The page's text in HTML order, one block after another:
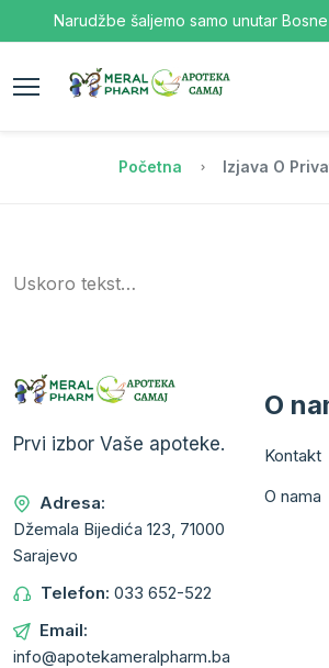
Narudžbe šaljemo samo unutar
Početna Izjava O
Uskoro tekst…
Prvi izbor Vaše apoteke.
Adresa:
Džemala Bijedića 123, 71000
Sarajevo
Telefon: 033 652-522
Email:
info@apotekameralpharm.ba
O
Kontakt
O nama